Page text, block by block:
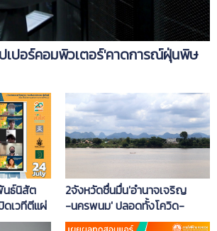
ปเปอร์คอมพิวเตอร์'คาดการณ์ฝุ่นพิษ
ธ์นิสัต
ดเวทีตีแผ่
2จังหวัดชื่นมื่น'อำนาจเจริญ
-นครพนม' ปลอดทั้งโควิด-
PM2.5